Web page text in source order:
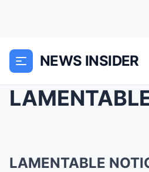
NEWS INSIDER
LAMENTABLE